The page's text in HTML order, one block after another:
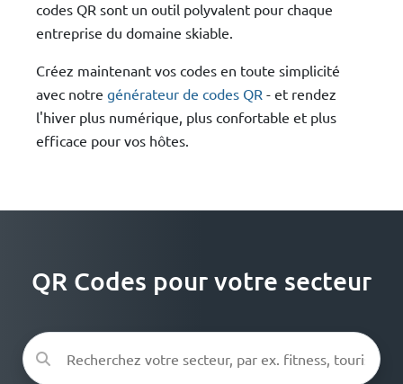
codes QR sont un outil polyvalent pour chaque
entreprise du domaine skiable.
Créez maintenant vos codes en toute simplicité
avec notre générateur de codes QR - et rendez
l'hiver plus numérique, plus confortable et plus
efficace pour vos hôtes.
QR Codes pour votre secteur